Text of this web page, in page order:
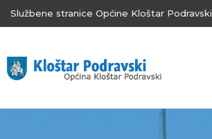
Službene stranice Općine Kloštar Podravski